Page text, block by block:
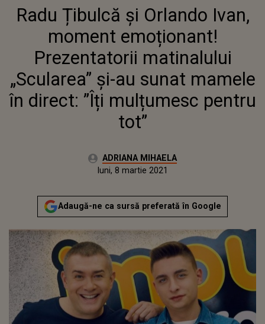
MOMENT EMOȚIONANT! PREZENTATORII
MATINALULUI „SCULAREA” ȘI-AU SUNAT
MAMELE ÎN DIRECT: ”ÎȚI MULȚUMESC
PENTRU TOT”
Radu Țibulcă și Orlando Ivan,
moment emoționant!
Prezentatorii matinalului
„Scularea” și-au sunat mamele
în direct: ”Îți mulțumesc pentru
tot”
Autor:ADRIANA MIHAELA
Actualizat:
luni, 8 martie 2021
Adaugă-ne ca sursă preferată în Google